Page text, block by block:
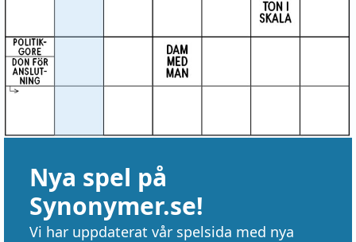
Nya spel på
Synonymer.se!
Vi har uppdaterat vår spelsida med nya